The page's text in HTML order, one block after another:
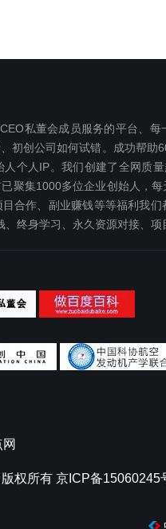
私董会成员服务的平台、
初创公司如何试错。成功帮
个人IP。我们创建了全网质
聚集1000多位企业创始人，
合作、副业赚钱等等福利我
终身学习、永久资源对接、项
版权所有 京ICP备15060245